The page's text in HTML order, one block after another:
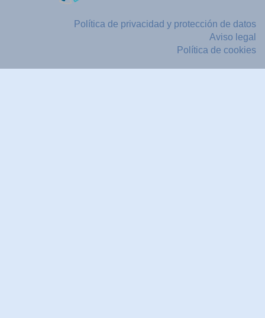
Política de privacidad y protección de datos
Aviso legal
Política de cookies